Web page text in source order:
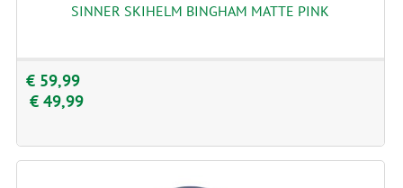
SINNER SKIHELM BINGHAM MATTE PINK
€ 59,99
€ 49,99